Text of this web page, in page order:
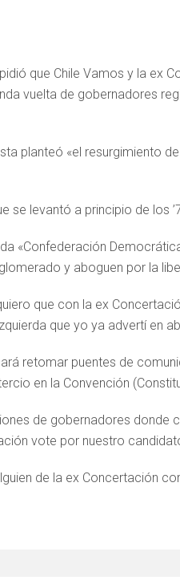
que Chile Vamos y la ex
vuelta de gobernadores
planteó «el resurgimiento
se levantó a principio de los
«Confederación
y aboguen por la
que con la ex
que yo ya advertí en
retomar puentes de
en la Convención
de gobernadores donde
vote por nuestro
de la ex Concertación